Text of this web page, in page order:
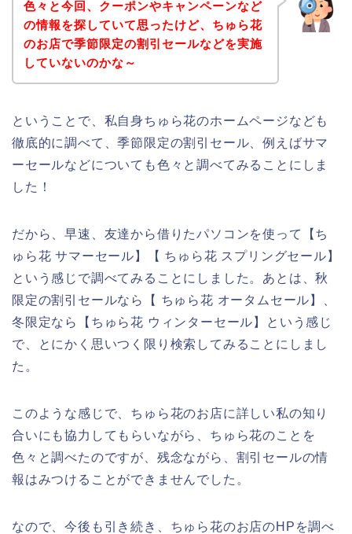
色々と今回、クーポンやキャンペーンなど
の情報を探していて思ったけど、ちゅら花
のお店で季節限定の割引セールなどを実施
していないのかな～
ということで、私自身ちゅら花のホームページなども
徹底的に調べて、季節限定の割引セール、例えばサマ
ーセールなどについても色々と調べてみることにしま
した！
だから、早速、友達から借りたパソコンを使って【ち
ゅら花 サマーセール】【 ちゅら花 スプリングセール】
という感じで調べてみることにしました。あとは、秋
限定の割引セールなら【 ちゅら花 オータムセール】、
冬限定なら【ちゅら花 ウィンターセール】という感じ
で、とにかく思いつく限り検索してみることにしまし
た。
このような感じで、ちゅら花のお店に詳しい私の知り
合いにも協力してもらいながら、ちゅら花のことを
色々と調べたのですが、残念ながら、割引セールの情
報はみつけることができませんでした。
なので、今後も引き続き、ちゅら花のお店のHPを調べ